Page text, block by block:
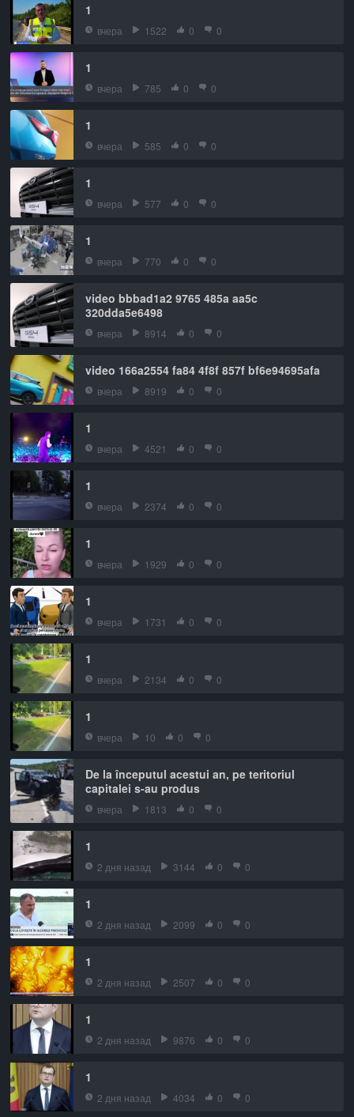
1
вчера 1522 0 0
1
вчера 785 0 0
1
вчера 585 0 0
1
вчера 577 0 0
1
вчера 770 0 0
video bbbad1a2 9765 485a aa5c
320dda5e6498
вчера 8914 0 0
video 166a2554 fa84 4f8f 857f bf6e94695afa
вчера 8919 0 0
1
вчера 4521 0 0
1
вчера 2374 0 0
1
вчера 1929 0 0
1
вчера 1731 0 0
1
вчера 2134 0 0
1
вчера 10 0 0
De la începutul acestui an, pe teritoriul
capitalei s-au produs
вчера 1813 0 0
1
2 дня назад 3144 0 0
1
2 дня назад 2099 0 0
1
2 дня назад 2507 0 0
1
2 дня назад 9876 0 0
1
2 дня назад 4034 0 0